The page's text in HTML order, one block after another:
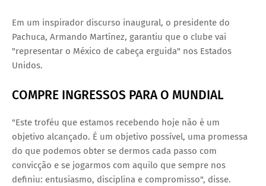
Em um inspirador discurso inaugural, o presidente do
Pachuca, Armando Martínez, garantiu que o clube vai
"representar o México de cabeça erguida" nos Estados
Unidos.
COMPRE INGRESSOS PARA O MUNDIAL
"Este troféu que estamos recebendo hoje não é um
objetivo alcançado. É um objetivo possível, uma promessa
do que podemos obter se dermos cada passo com
convicção e se jogarmos com aquilo que sempre nos
definiu: entusiasmo, disciplina e compromisso", disse.